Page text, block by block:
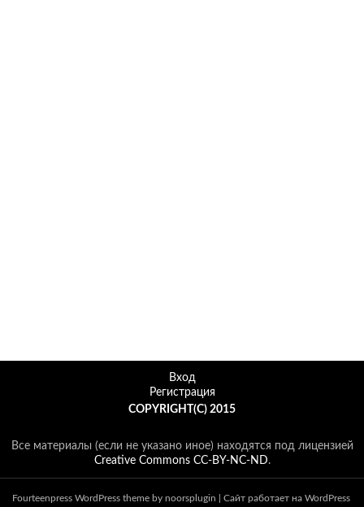
Вход
Регистрация
COPYRIGHT(C) 2015
Все материалы (если не указано иное) находятся под лицензией
Creative Commons CC-BY-NC-ND.
Fourteenpress WordPress theme by noorsplugin Сайт работает на WordPress